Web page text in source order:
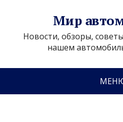
Мир
Новости, обзоры,
нашем